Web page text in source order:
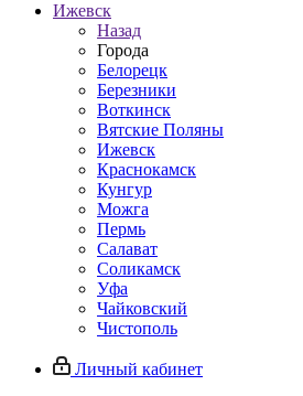
Ижевск
Назад
Города
Белорецк
Березники
Воткинск
Вятские Поляны
Ижевск
Краснокамск
Кунгур
Можга
Пермь
Салават
Соликамск
Уфа
Чайковский
Чистополь
Личный кабинет